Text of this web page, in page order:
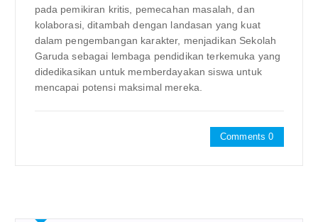
pada pemikiran kritis, pemecahan masalah, dan
kolaborasi, ditambah dengan landasan yang kuat
dalam pengembangan karakter, menjadikan Sekolah
Garuda sebagai lembaga pendidikan terkemuka yang
didedikasikan untuk memberdayakan siswa untuk
mencapai potensi maksimal mereka.
Comments 0